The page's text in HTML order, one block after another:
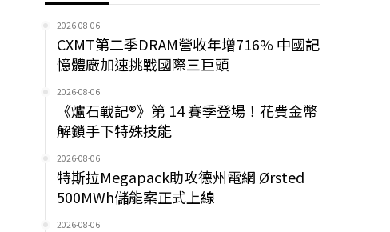
2026-08-06
CXMT第二季DRAM營收年增716% 中國記
憶體廠加速挑戰國際三巨頭
2026-08-06
《爐石戰記®》第 14 賽季登場！花費金幣
解鎖手下特殊技能
2026-08-06
特斯拉Megapack助攻德州電網 Ørsted
500MWh儲能案正式上線
2026-08-06